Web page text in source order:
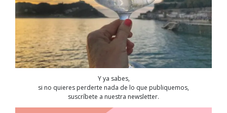
Y ya sabes,
si no quieres perderte nada de lo que publiquemos,
suscríbete a nuestra newsletter.